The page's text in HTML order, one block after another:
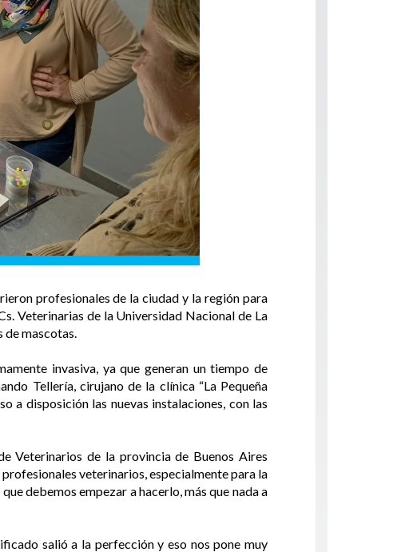
profesionales de la ciudad y la región para
Veterinarias de la Universidad Nacional de La
de mascotas.
invasiva, ya que generan un tiempo de
Tellería, cirujano de la clínica “La Pequeña
a disposición las nuevas instalaciones, con las
Veterinarios de la provincia de Buenos Aires
veterinarios, especialmente para la
debemos empezar a hacerlo, más que nada a
salió a la perfección y eso nos pone muy